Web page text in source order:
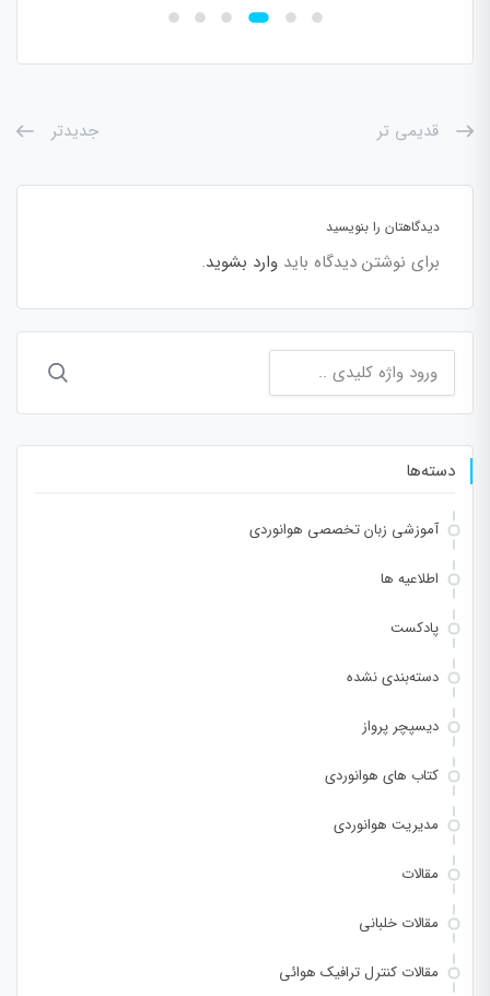
قدیمی تر جدیدتر
دیدگاهتان را بنویسید
برای نوشتن دیدگاه باید وارد بشوید.
برای:
دسته‌ها
آموزشی زبان تخصصی هوانوردی
اطلاعیه ها
پادکست
دسته‌بندی نشده
دیسپچر پرواز
کتاب های هوانوردی
مدیریت هوانوردی
مقالات
مقالات خلبانی
مقالات کنترل ترافیک هوائی